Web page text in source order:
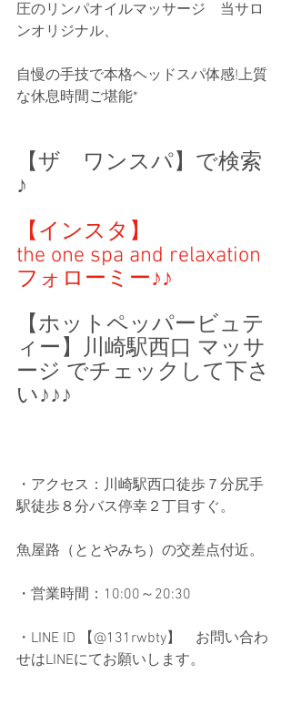
圧のリンパオイルマッサージ　当サロ
ンオリジナル、
自慢の手技で本格ヘッドスパ体感!上質
な休息時間ご堪能*
【ザ　ワンスパ】で検索
♪
【インスタ】
the one spa and relaxation
フォローミー♪♪
【ホットペッパービュテ
ィー】川崎駅西口 マッサ
ージ でチェックして下さ
い♪♪♪
・アクセス：川崎駅西口徒歩７分尻手
駅徒歩８分バス停幸２丁目すぐ。
魚屋路（ととやみち）の交差点付近。
・営業時間：10:00～20:30
・LINE ID 【@131rwbty】　お問い合わ
せはLINEにてお願いします。